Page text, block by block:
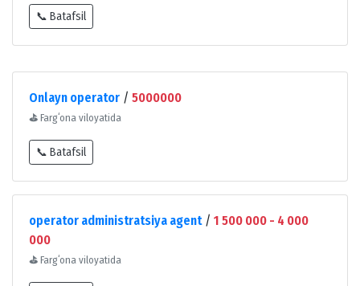
📞 Batafsil
Onlayn operator / 5000000
⛳ Fargʻona viloyatida
📞 Batafsil
operator administratsiya agent/ 1 500 000 - 4 000
000
⛳ Fargʻona viloyatida